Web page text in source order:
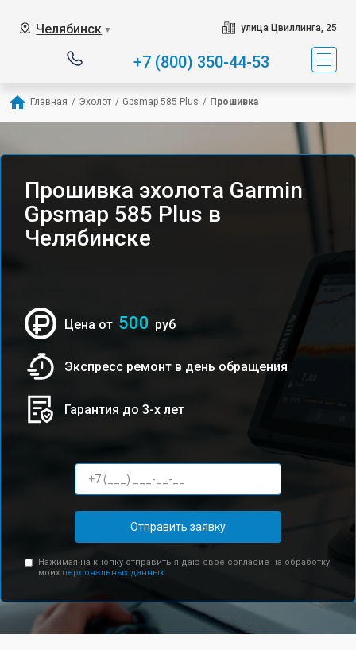
Челябинск ▼ улица Цвиллинга, 25
+7 (800) 350-44-53
Главная / Эхолот / Gpsmap 585 Plus / Прошивка
Прошивка эхолота Garmin
Gpsmap 585 Plus в
Челябинске
Цена от 500 руб
Экспресс ремонт в день обращения
Гарантия до 3-х лет
Отправить заявку
Нажимая на кнопку отправить я даю свое согласие на обработку
моих персональных данных.